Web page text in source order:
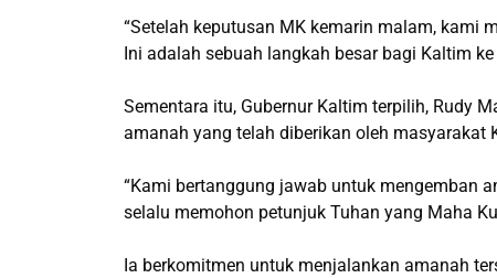
“Setelah keputusan MK kemarin malam, kami
Ini adalah sebuah langkah besar bagi Kaltim
Sementara itu, Gubernur Kaltim terpilih, Rudy
amanah yang telah diberikan oleh masyarakat
“Kami bertanggung jawab untuk mengemban
selalu memohon petunjuk Tuhan yang Maha
Ia berkomitmen untuk menjalankan amanah